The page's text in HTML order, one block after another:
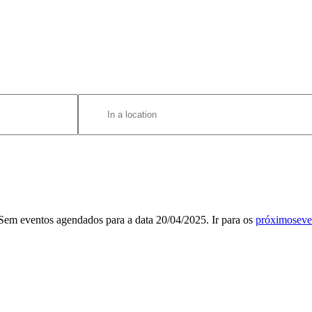
Aviso
eventos agendados para a data 20/04/2025. Ir para os
Location.
Search